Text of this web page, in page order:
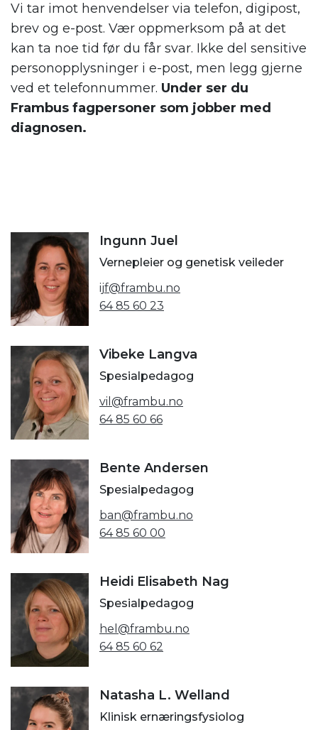
Vi tar imot henvendelser via telefon, digipost,
brev og e-post. Vær oppmerksom på at det
kan ta noe tid før du får svar. Ikke del sensitive
personopplysninger i e-post, men legg gjerne
ved et telefonnummer. Under ser du
Frambus fagpersoner som jobber med
diagnosen.
Ingunn Juel
Vernepleier og genetisk veileder
ijf@frambu.no
64 85 60 23
Vibeke Langva
Spesialpedagog
vil@frambu.no
64 85 60 66
Bente Andersen
Spesialpedagog
ban@frambu.no
64 85 60 00
Heidi Elisabeth Nag
Spesialpedagog
hel@frambu.no
64 85 60 62
Natasha L. Welland
Klinisk ernæringsfysiolog